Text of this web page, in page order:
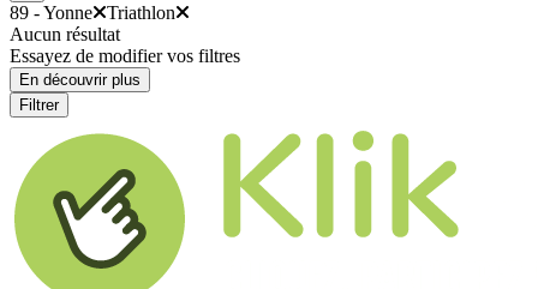
89 - Yonne
Triathlon
Aucun résultat
Essayez de modifier vos filtres
En découvrir plus
Filtrer